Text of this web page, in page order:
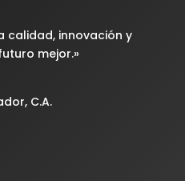
calidad, innovación y
mejor.»
C.A.